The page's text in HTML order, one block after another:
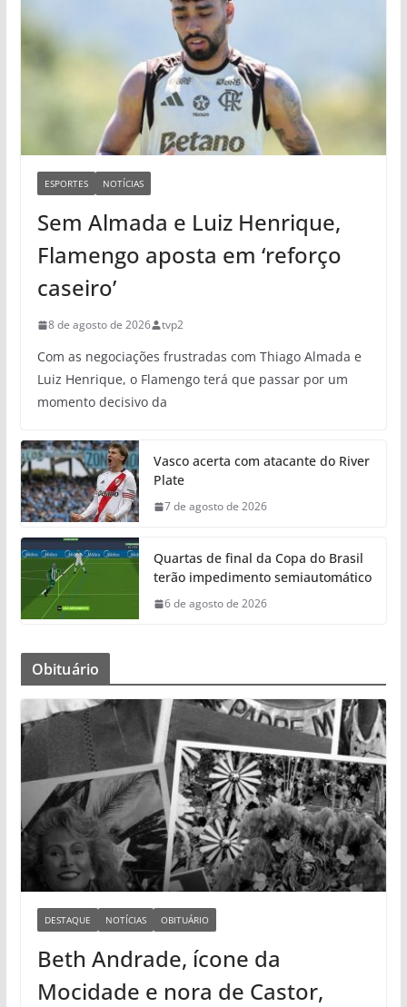
ESPORTES NOTÍCIAS
Sem Almada e Luiz Henrique,
Flamengo aposta em ‘reforço
caseiro’
8 de agosto de 2026 tvp2
Com as negociações frustradas com Thiago Almada e
Luiz Henrique, o Flamengo terá que passar por um
momento decisivo da
Vasco acerta com atacante do River
Plate
7 de agosto de 2026
Quartas de final da Copa do Brasil
terão impedimento semiautomático
6 de agosto de 2026
Obituário
DESTAQUE NOTÍCIAS OBITUÁRIO
Beth Andrade, ícone da
Mocidade e nora de Castor,